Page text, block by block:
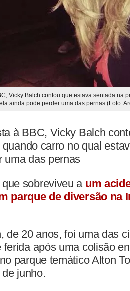
Vicky Balch contou que estava sentada na
ainda pode perder uma das pernas (Foto:
à BBC, Vicky Balch
carro no qual
uma das pernas
sobreviveu a um
parque de diversão na
de 20 anos, foi uma das
ferida após uma colisão
parque temático Alton
junho.